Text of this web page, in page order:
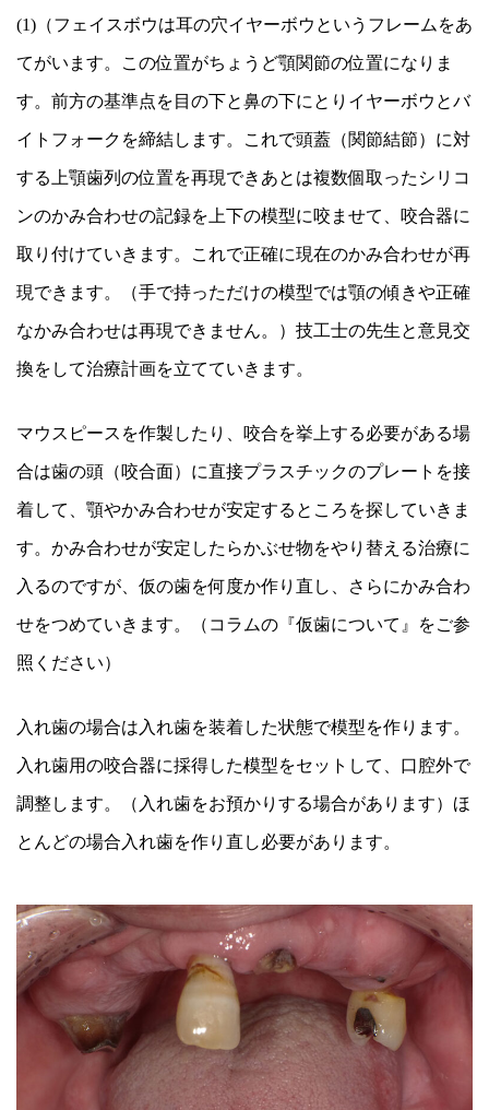
(1)（フェイスボウは耳の穴イヤーボウというフレームをあ
てがいます。この位置がちょうど顎関節の位置になりま
す。前方の基準点を目の下と鼻の下にとりイヤーボウとバ
イトフォークを締結します。これで頭蓋（関節結節）に対
する上顎歯列の位置を再現できあとは複数個取ったシリコ
ンのかみ合わせの記録を上下の模型に咬ませて、咬合器に
取り付けていきます。これで正確に現在のかみ合わせが再
現できます。（手で持っただけの模型では顎の傾きや正確
なかみ合わせは再現できません。）技工士の先生と意見交
換をして治療計画を立てていきます。
マウスピースを作製したり、咬合を挙上する必要がある場
合は歯の頭（咬合面）に直接プラスチックのプレートを接
着して、顎やかみ合わせが安定するところを探していきま
す。かみ合わせが安定したらかぶせ物をやり替える治療に
入るのですが、仮の歯を何度か作り直し、さらにかみ合わ
せをつめていきます。（コラムの『仮歯について』をご参
照ください）
入れ歯の場合は入れ歯を装着した状態で模型を作ります。
入れ歯用の咬合器に採得した模型をセットして、口腔外で
調整します。（入れ歯をお預かりする場合があります）ほ
とんどの場合入れ歯を作り直し必要があります。